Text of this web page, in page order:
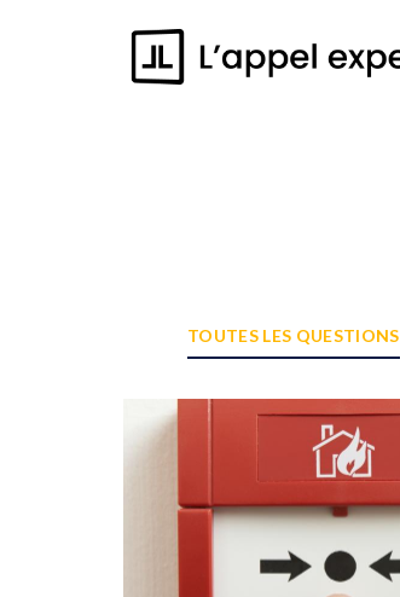
TOUTES LES QUESTIONS